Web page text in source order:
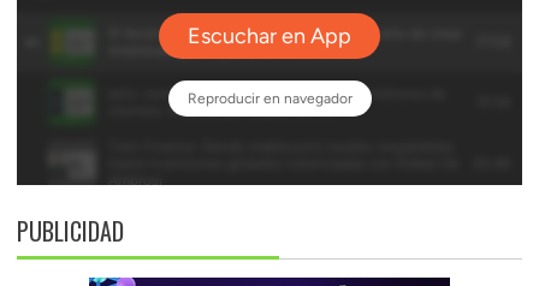
PUBLICIDAD